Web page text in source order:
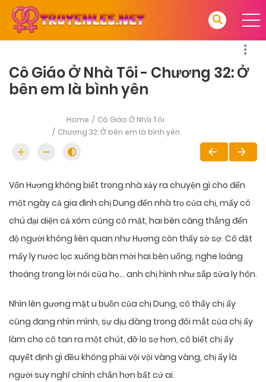
Cô Giáo Ở Nhà Tôi - Chương 32: Ở
bên em là bình yên
Home
Cô Giáo Ở Nhà Tôi
Chương 32: Ở bên em là bình yên
Vốn Hương không biết trong nhà xảy ra chuyện gì cho đến
một ngày cả gia đình chị Dung đến nhà trọ của chị, mấy cô
chú đại diện cả xóm cũng có mặt, hai bên căng thẳng đến
độ người không liên quan như Hương còn thấy sờ sợ. Cô đặt
mấy ly nước lọc xuống bàn mời hai bên uống, nghe loáng
thoáng trong lời nói của họ… anh chị hình như sắp sửa ly hôn.
Nhìn lên gương mặt u buồn của chị Dung, cô thấy chị ấy
cũng đang nhìn mình, sự dịu dàng trong đôi mắt của chị ấy
làm cho cô tan ra một chút, đỡ lo sợ hơn, cô biết chị ấy
quyết định gì đều không phải vội vội vàng vàng, chị ấy là
người suy nghĩ chính chắn hơn bất cứ ai.